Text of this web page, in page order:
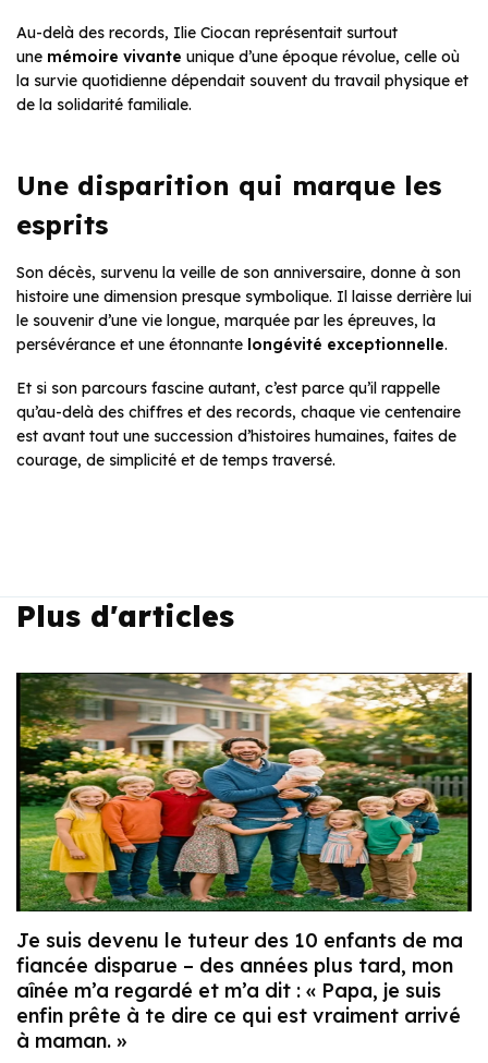
Au-delà des records, Ilie Ciocan représentait surtout
une mémoire vivante unique d’une époque révolue, celle où
la survie quotidienne dépendait souvent du travail physique et
de la solidarité familiale.
Une disparition qui marque les
esprits
Son décès, survenu la veille de son anniversaire, donne à son
histoire une dimension presque symbolique. Il laisse derrière lui
le souvenir d’une vie longue, marquée par les épreuves, la
persévérance et une étonnante longévité exceptionnelle.
Et si son parcours fascine autant, c’est parce qu’il rappelle
qu’au-delà des chiffres et des records, chaque vie centenaire
est avant tout une succession d’histoires humaines, faites de
courage, de simplicité et de temps traversé.
Plus d'articles
Je suis devenu le tuteur des 10 enfants de ma
fiancée disparue – des années plus tard, mon
aînée m’a regardé et m’a dit : « Papa, je suis
enfin prête à te dire ce qui est vraiment arrivé
à maman. »